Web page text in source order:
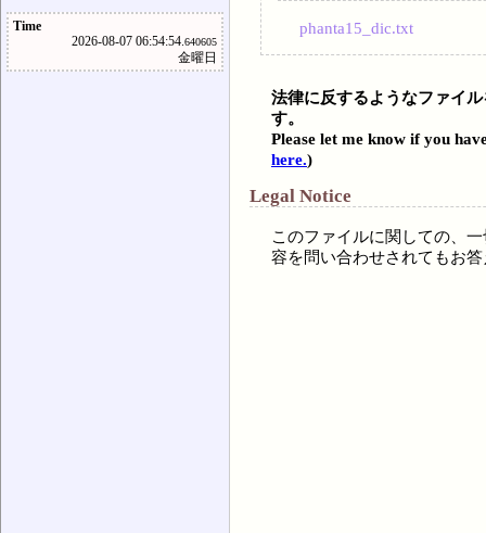
Time
2026-08-07 06:54:54.640605
金曜日
phanta15_dic.txt
法律に反するようなファイ
す。
Please let me know if you
here.)
Legal Notice
このファイルに関しての、
容を問い合わせされてもお